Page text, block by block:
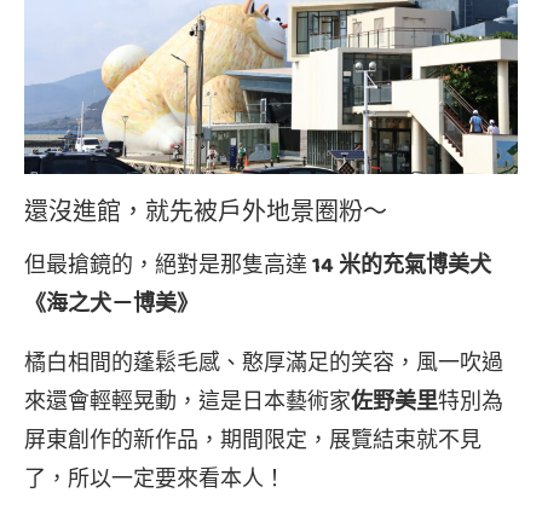
還沒進館，就先被戶外地景圈粉～
但最搶鏡的，絕對是那隻高達14 米的充氣博美犬
《海之犬－博美》
橘白相間的蓬鬆毛感、憨厚滿足的笑容，風一吹過
來還會輕輕晃動，這是日本藝術家佐野美里特別為
屏東創作的新作品，期間限定，展覽結束就不見
了，所以一定要來看本人！